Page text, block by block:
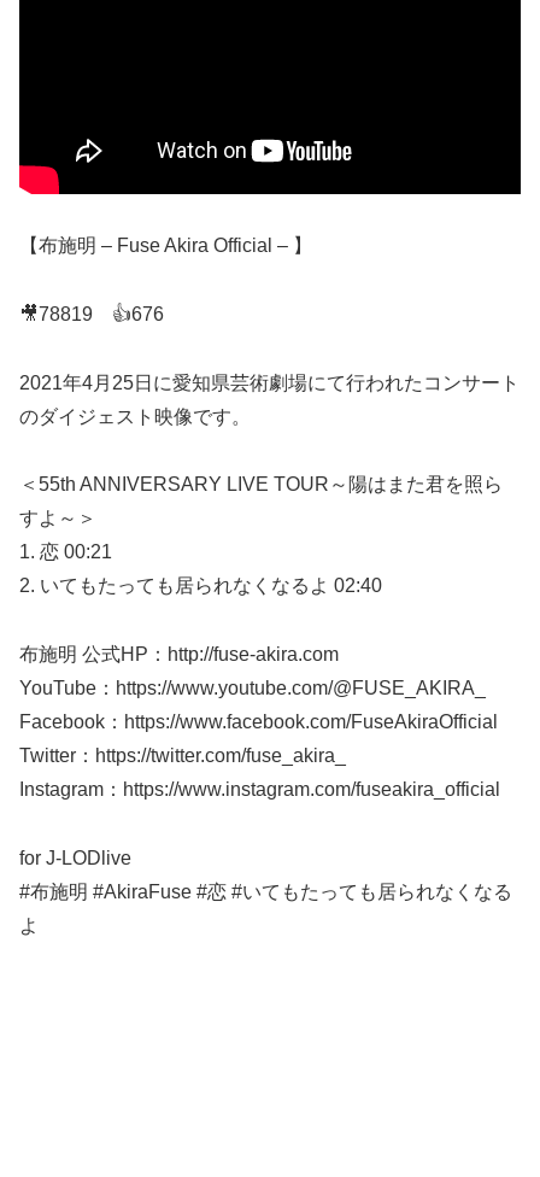
【布施明 – Fuse Akira Official – 】
🎥78819 👍676
2021年4月25日に愛知県芸術劇場にて行われたコンサート
のダイジェスト映像です。
＜55th ANNIVERSARY LIVE TOUR～陽はまた君を照ら
すよ～＞
1. 恋 00:21
2. いてもたっても居られなくなるよ 02:40
布施明 公式HP：http://fuse-akira.com
YouTube：https://www.youtube.com/@FUSE_AKIRA_
Facebook：https://www.facebook.com/FuseAkiraOfficial
Twitter：https://twitter.com/fuse_akira_
Instagram：https://www.instagram.com/fuseakira_official
for J-LODlive
#布施明​ #AkiraFuse​ #恋 #いてもたっても居られなくなる
よ